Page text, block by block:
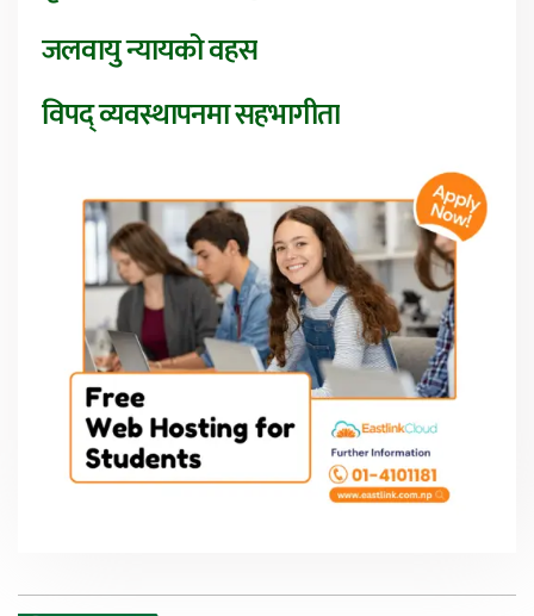
जलवायु न्यायको वहस
विपद् व्यवस्थापनमा सहभागीता